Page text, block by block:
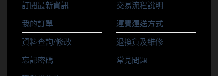
訂閱最新資訊
我的訂單
資料查詢/修改
忘記密碼
交易流程說明
運費運送方式
退換貨及維修
常見問題